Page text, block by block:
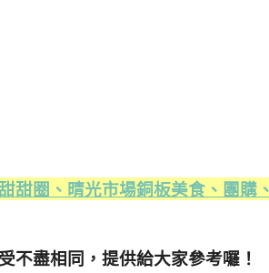
甜圈、晴光市場銅板美食、團購
不盡相同，提供給大家參考囉！